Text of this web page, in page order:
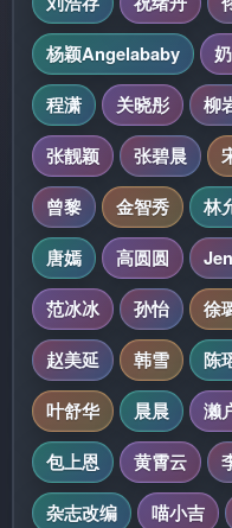
杨颖Angelababy
程潇
关晓彤 柳
张靓颖
张碧晨
曾黎
金智秀 林
唐嫣
高圆圆
范冰冰
孙怡 徐
赵美延
韩雪 陈
叶舒华
晨晨 濑
包上恩
黄霄云
杂志改编
喵小吉